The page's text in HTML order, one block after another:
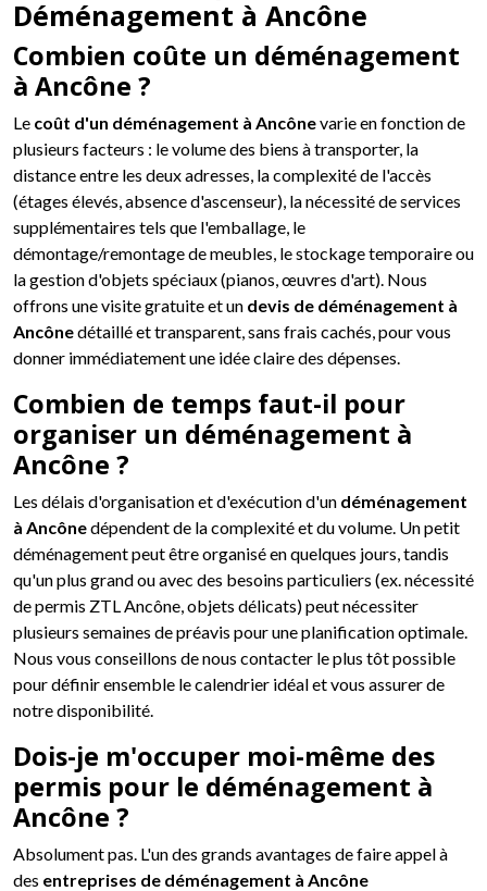
Déménagement à Ancône
Combien coûte un déménagement
à Ancône ?
Le coût d'un déménagement à Ancônevarie en fonction de
plusieurs facteurs : le volume des biens à transporter, la
distance entre les deux adresses, la complexité de l'accès
(étages élevés, absence d'ascenseur), la nécessité de services
supplémentaires tels que l'emballage, le
démontage/remontage de meubles, le stockage temporaire ou
la gestion d'objets spéciaux (pianos, œuvres d'art). Nous
offrons une visite gratuite et un devis de déménagement à
Ancônedétaillé et transparent, sans frais cachés, pour vous
donner immédiatement une idée claire des dépenses.
Combien de temps faut-il pour
organiser un déménagement à
Ancône ?
Les délais d'organisation et d'exécution d'un déménagement
à Ancônedépendent de la complexité et du volume. Un petit
déménagement peut être organisé en quelques jours, tandis
qu'un plus grand ou avec des besoins particuliers (ex. nécessité
de permis ZTL Ancône, objets délicats) peut nécessiter
plusieurs semaines de préavis pour une planification optimale.
Nous vous conseillons de nous contacter le plus tôt possible
pour définir ensemble le calendrier idéal et vous assurer de
notre disponibilité.
Dois-je m'occuper moi-même des
permis pour le déménagement à
Ancône ?
Absolument pas. L'un des grands avantages de faire appel à
des entreprises de déménagement à Ancône